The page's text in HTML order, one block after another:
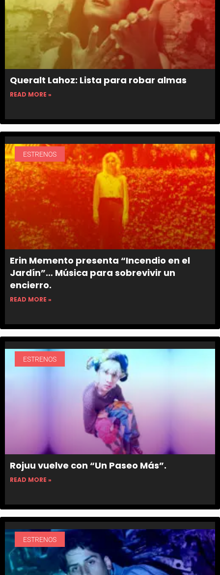
Queralt Lahoz: Lista para robar almas
READ MORE »
ESTRENOS
Erin Memento presenta “Incendio en el
Jardín”… Música para sobrevivir un
encierro.
READ MORE »
ESTRENOS
Rojuu vuelve con “Un Paseo Más”.
READ MORE »
ESTRENOS